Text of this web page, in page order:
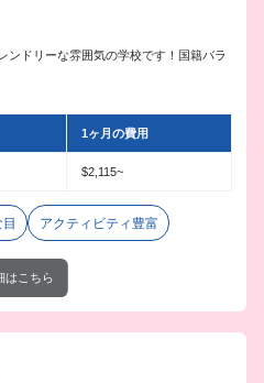
ンドリーな雰囲気の学校です！国籍バラ
1ヶ月の費用
$2,115~
アクティビティ豊富
はこちら